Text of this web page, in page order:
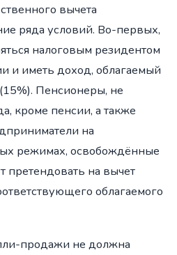
вычета
ряда условий. Во-первых,
налоговым резидентом
и иметь доход, облагаемый
Пенсионеры, не
кроме пенсии, а также
на
режимах, освобождённые
на вычет
облагаемого
продажи не должна